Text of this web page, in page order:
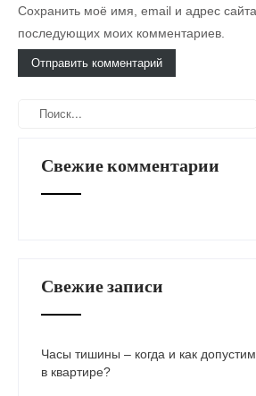
Сохранить моё имя, email и адрес
последующих моих комментариев.
Свежие комментарии
Свежие записи
Часы тишины – когда и как
в квартире?